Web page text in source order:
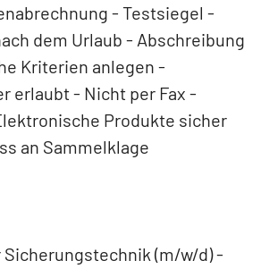
- Testsiegel -
dem Urlaub - Abschreibung
Kriterien anlegen -
erlaubt - Nicht per Fax -
Produkte sicher
an Sammelklage
(m/w/d) -